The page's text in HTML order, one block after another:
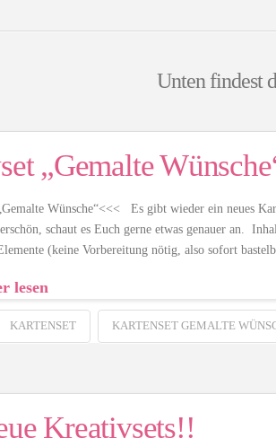
Unten findest
„Gemalte
Wünsche“<<< Es gibt wieder ein neues
schaut es Euch gerne etwas genauer an.
(keine Vorbereitung nötig, also sofort
lesen
KARTENSET KARTENSET GEMALTE
Kreativsets!!